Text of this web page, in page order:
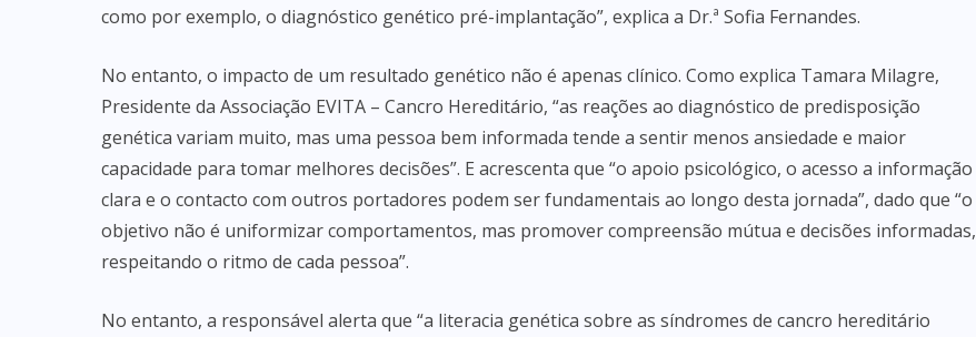
como por exemplo, o diagnóstico genético pré-implantação”, explica a Dr.ª Sofia Fernandes.
No entanto, o impacto de um resultado genético não é apenas clínico. Como explica Tamara Milagre,
Presidente da Associação EVITA – Cancro Hereditário, “as reações ao diagnóstico de predisposição
genética variam muito, mas uma pessoa bem informada tende a sentir menos ansiedade e maior
capacidade para tomar melhores decisões”. E acrescenta que “o apoio psicológico, o acesso a informação
clara e o contacto com outros portadores podem ser fundamentais ao longo desta jornada”, dado que “o
objetivo não é uniformizar comportamentos, mas promover compreensão mútua e decisões informadas,
respeitando o ritmo de cada pessoa”.
No entanto, a responsável alerta que “a literacia genética sobre as síndromes de cancro hereditário